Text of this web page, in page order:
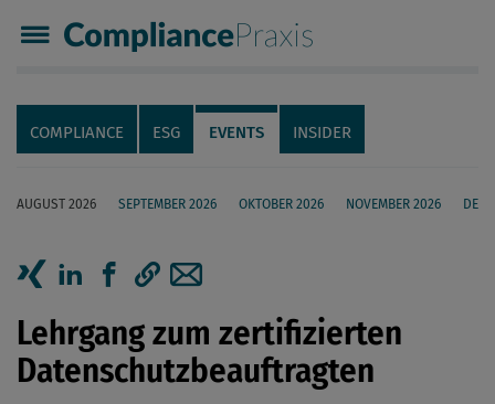
Compliance Praxis
Servicenavigation
Navigation
COMPLIANCE ESG EVENTS INSIDER
AUGUST 2026 SEPTEMBER 2026 OKTOBER 2026 NOVEMBER 2026
Seiteninhalt
Artikel auf Xing teilen
Artikel auf linkedIn teilen
Artikel auf Facebook teilen
Artikellink kopieren
Artikel per Mail teilen
Lehrgang zum zertifizierten
Datenschutzbeauftragten